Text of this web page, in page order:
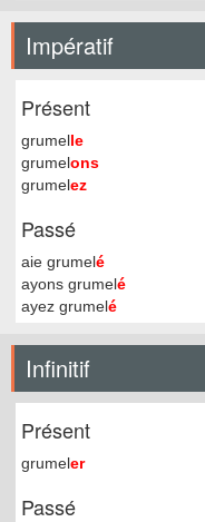
Impératif
Présent
grumelle
grumelons
grumelez
Passé
aie grumelé
ayons grumelé
ayez grumelé
Infinitif
Présent
grumeler
Passé